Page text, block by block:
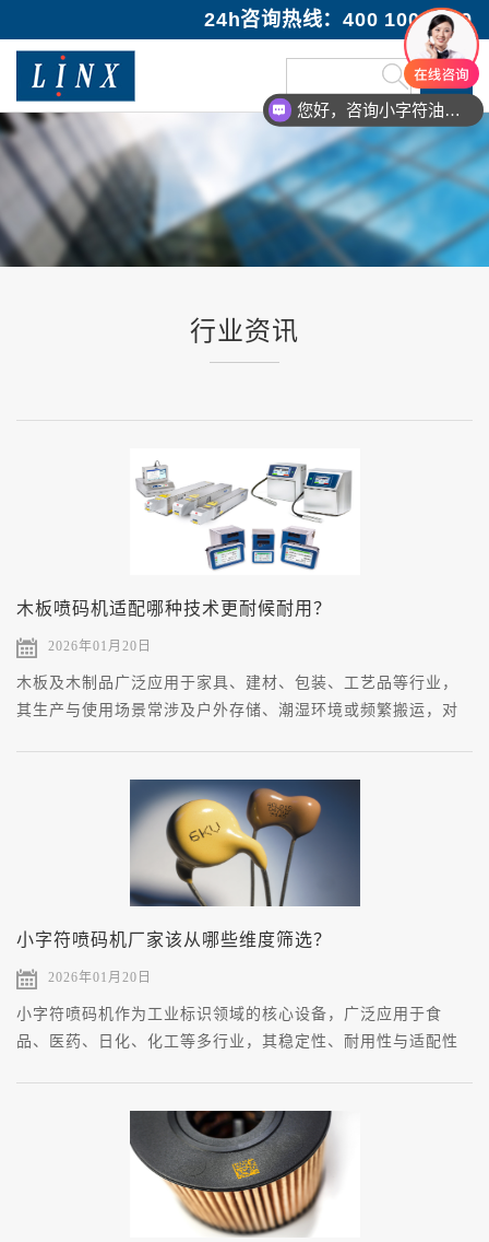
24h咨询热线：400 100 1089
行业资讯
木板喷码机适配哪种技术更耐候耐用？
2026年01月20日
木板及木制品广泛应用于家具、建材、包装、工艺品等行业，
其生产与使用场景常涉及户外存储、潮湿环境或频繁搬运，对
小字符喷码机厂家该从哪些维度筛选？
2026年01月20日
小字符喷码机作为工业标识领域的核心设备，广泛应用于食
品、医药、日化、化工等多行业，其稳定性、耐用性与适配性
您好，咨询小字符油墨喷码机